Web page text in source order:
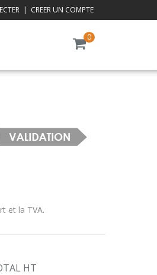
| CREER UN COMPTE
0
et la TVA.
HT